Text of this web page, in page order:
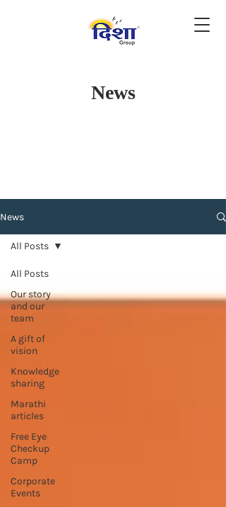
News
News
All Posts
Our story
and our
team
A gift of
vision
Knowledge
sharing
Marathi
articles
Free Eye
Checkup
Camp
Corporate
Events
All Posts